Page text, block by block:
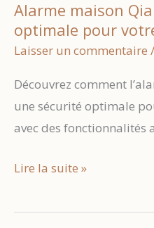
Alarme maison
optimale pour
Laisser un commentaire /
Découvrez comment
une sécurité optimale
avec des fonctionnalités
Alarme
Qiara
Lire la suite »